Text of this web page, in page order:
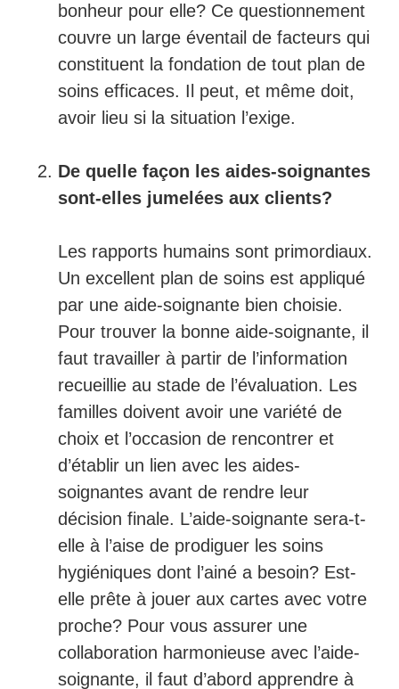
bonheur pour elle? Ce questionnement
couvre un large éventail de facteurs qui
constituent la fondation de tout plan de
soins efficaces. Il peut, et même doit,
avoir lieu si la situation l’exige.
De quelle façon les aides-soignantes
sont-elles jumelées aux clients?
Les rapports humains sont primordiaux.
Un excellent plan de soins est appliqué
par une aide-soignante bien choisie.
Pour trouver la bonne aide-soignante, il
faut travailler à partir de l’information
recueillie au stade de l’évaluation. Les
familles doivent avoir une variété de
choix et l’occasion de rencontrer et
d’établir un lien avec les aides-
soignantes avant de rendre leur
décision finale. L’aide-soignante sera-t-
elle à l’aise de prodiguer les soins
hygiéniques dont l’ainé a besoin? Est-
elle prête à jouer aux cartes avec votre
proche? Pour vous assurer une
collaboration harmonieuse avec l’aide-
soignante, il faut d’abord apprendre à